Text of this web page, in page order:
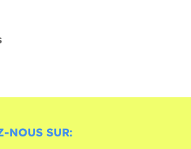
NOUS SUR: